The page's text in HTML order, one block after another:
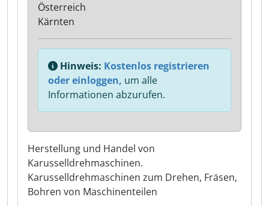
Herstellung und Handel von
Karusselldrehmaschinen.
Karusselldrehmaschinen zum Drehen, Fräsen,
Bohren von Maschinenteilen
Österreich
Kärnten
Hinweis: Kostenlos registrieren
oder einloggen, um alle
Informationen abzurufen.